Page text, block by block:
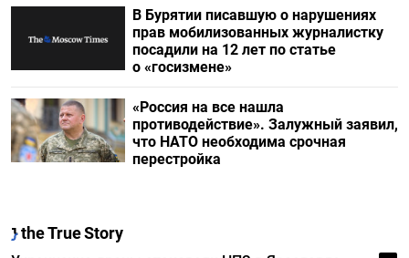
В Бурятии писавшую о нарушениях
прав мобилизованных журналистку
посадили на 12 лет по статье
о «госизмене»
«Россия на все нашла
противодействие». Залужный заявил,
что НАТО необходима срочная
перестройка